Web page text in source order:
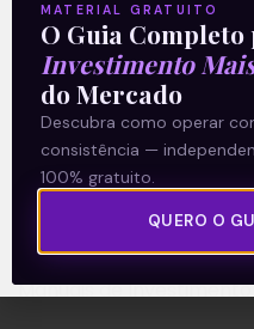
Termos e Condições
Política de Privacidade
Explore
Artigos
E Eu Com Isso?
Vídeos no Youtube
Manuais de Investimento
MATERIAL GRATUITO
O Guia
Investimento
do Mercado
Descubra como operar
consistência —
100% gratuito.
QUERO O